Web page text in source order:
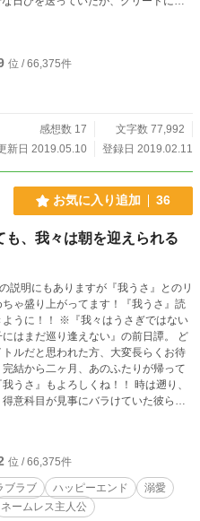
騒動になったり、グリードを恨む男性
位 / 66,375件
感想数 17
文字数 77,992
新日 2019.05.10
登録日 2019.02.11
お気に入り追加 36
、我々は朝を迎えられる
説明にもありますが『我うさ』とのリ
ゃ盛り上がってます！『我うさ』読
ように！！ ※『我々はうさぎではない
はまだ巡り逢えない』の前日譚。 ど
ルだと思われた方、大変長らくお待
結から二ヶ月、あのふたりが帰って
うさ』もよろしくね！！ 時は遡り、
意科目が見事にバラけていた彼ら
家で勉強会を開いていたが、特にこ
。 そんなふたりがはじめて結ばれ
定） 本編では語られることのなかっ
ゃん入れるよ！つまりは補完という
でBUNNYな8/21にUPするし
位 / 66,375件
ブラブ ハッピーエンド
溺愛
ネームレス主人公